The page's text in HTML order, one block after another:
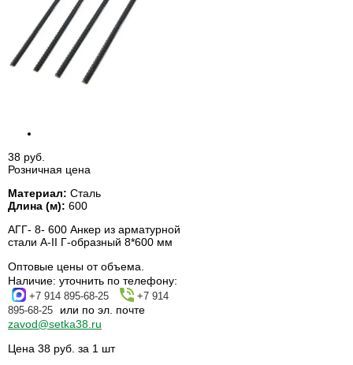
38 руб.
Розничная цена
Материал: Сталь
Длина (м): 600
АГГ- 8- 600 Анкер из арматурной
стали А-II Г-образный 8*600 мм
Оптовые цены от объема.
Наличие: уточнить по телефону:
+7 914 895-68-25
+7 914
895-68-25
или по эл. почте
zavod@setka38.ru
Цена 38 руб. за 1 шт